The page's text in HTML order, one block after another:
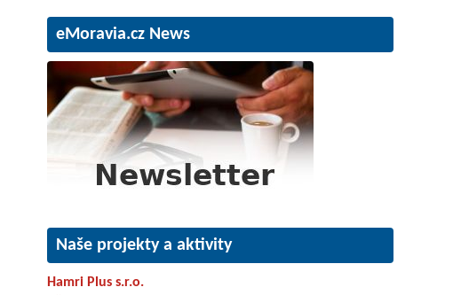
eMoravia.cz News
Naše projekty a aktivity
Hamri Plus s.r.o.